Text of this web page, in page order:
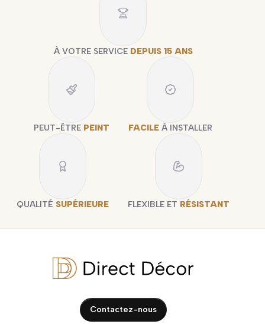
À VOTRE SERVICE DEPUIS 15 ANS
PEUT-ÊTRE PEINT FACILE À INSTALLER
QUALITÉ SUPÉRIEURE FLEXIBLE ET RÉSISTANT
Contactez-nous